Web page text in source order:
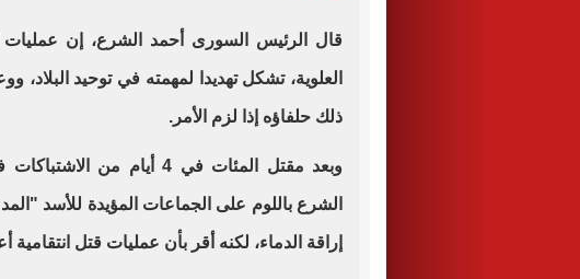
قال الرئيس السورى أحمد الشرع، إن عمليات
العلوية، تشكل تهديدا لمهمته في توحيد
ذلك حلفاؤه إذا لزم الأمر.
وبعد مقتل المئات في 4
الشرع باللوم على الجماعات المؤيدة للأسد
إراقة الدماء، لكنه أقر بأن عمليات قتل انتقامية